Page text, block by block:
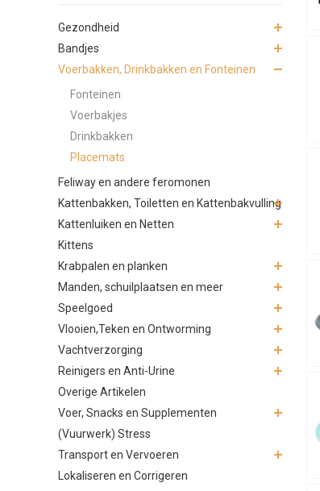
Gezondheid
Bandjes
Voerbakken, Drinkbakken en Fonteinen
Fonteinen
Voerbakjes
Drinkbakken
Placemats
Feliway en andere feromonen
Kattenbakken, Toiletten en Kattenbakvulling
Kattenluiken en Netten
Kittens
Krabpalen en planken
Manden, schuilplaatsen en meer
Speelgoed
Vlooien,Teken en Ontworming
Vachtverzorging
Reinigers en Anti-Urine
Overige Artikelen
Voer, Snacks en Supplementen
(Vuurwerk) Stress
Transport en Vervoeren
Lokaliseren en Corrigeren